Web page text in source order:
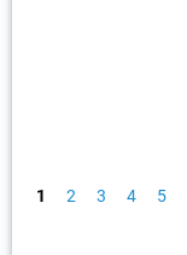
1 2 3 4 5